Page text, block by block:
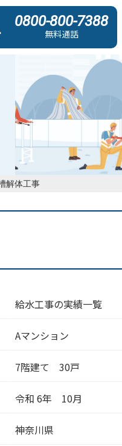
0800-800-7388
無料通話
解体工事
給水工事の実績一覧
Aマンション
7階建て 30戸
令和 6年 10月
神奈川県